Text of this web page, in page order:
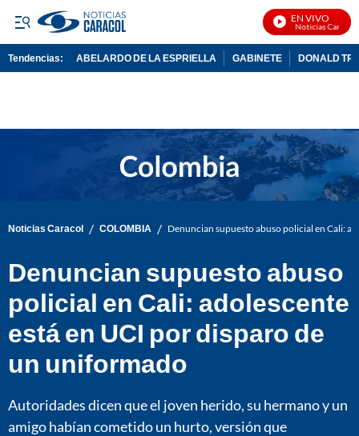
EN VIVO
Noticias Caracol
Tendencias: ABELARDO DE LA ESPRIELLA GABINETE DONALD
Noticias Caracol / COLOMBIA / Denuncian supuesto abuso policial en Cali:
Denuncian supuesto abuso
policial en Cali: adolescente
está en UCI por disparo de
un uniformado
Autoridades dicen que el joven herido, su hermano y un
amigo habían cometido un hurto, versión que